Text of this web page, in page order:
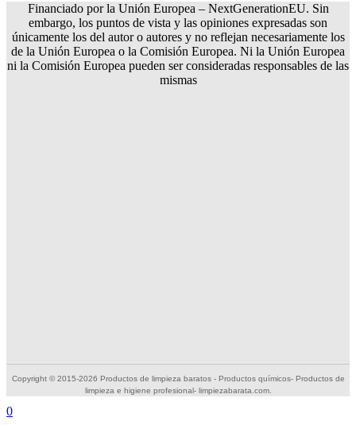
Financiado por la Unión Europea – NextGenerationEU. Sin
embargo, los puntos de vista y las opiniones expresadas son
únicamente los del autor o autores y no reflejan necesariamente los
de la Unión Europea o la Comisión Europea. Ni la Unión Europea
ni la Comisión Europea pueden ser consideradas responsables de las
mismas
Copyright © 2015-2026 Productos de limpieza baratos - Productos químicos- Productos de
limpieza e higiene profesional- limpiezabarata.com.
0